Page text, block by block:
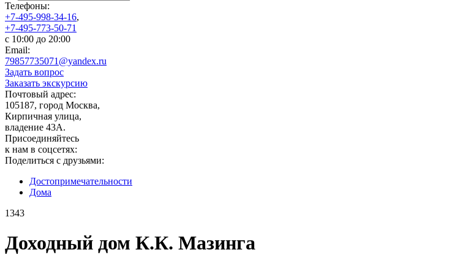
Телефоны:
+7-495-998-34-16,
+7-495-773-50-71
c 10:00 до 20:00
Email:
79857735071@yandex.ru
Задать вопрос
Заказать экскурсию
Почтовый адрес:
105187, город Москва,
Кирпичная улица,
владение 43А.
Присоединяйтесь
к нам в соцсетях:
Поделиться с друзьями:
Достопримеча­тельности
Дома
1343
Доходный дом К.К. Мазинга